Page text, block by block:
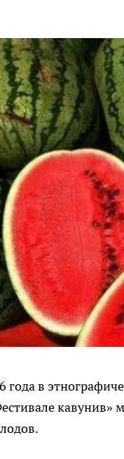
года в
кавунив»